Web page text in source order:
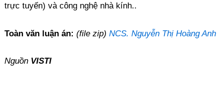
trực tuyến) và công nghệ nhà kính..
Toàn văn luận án:(file zip)NCS. Nguyễn Thị Hoàng Anh
Nguồn VISTI